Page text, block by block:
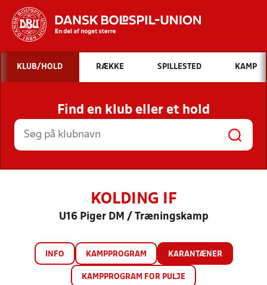
Hvad vil du søge efter?
INDHOLD OG NYHEDER
STILLINGER, RESULTATER, KLUBBER OG
HOLD
KLUB/HOLD RÆKKE SPILLESTED KAMP
Find en klub eller et hold
KOLDING IF
U16 Piger DM / Træningskamp
INFO KAMPPROGRAM KARANTÆNER
KAMPPROGRAM FOR PULJE